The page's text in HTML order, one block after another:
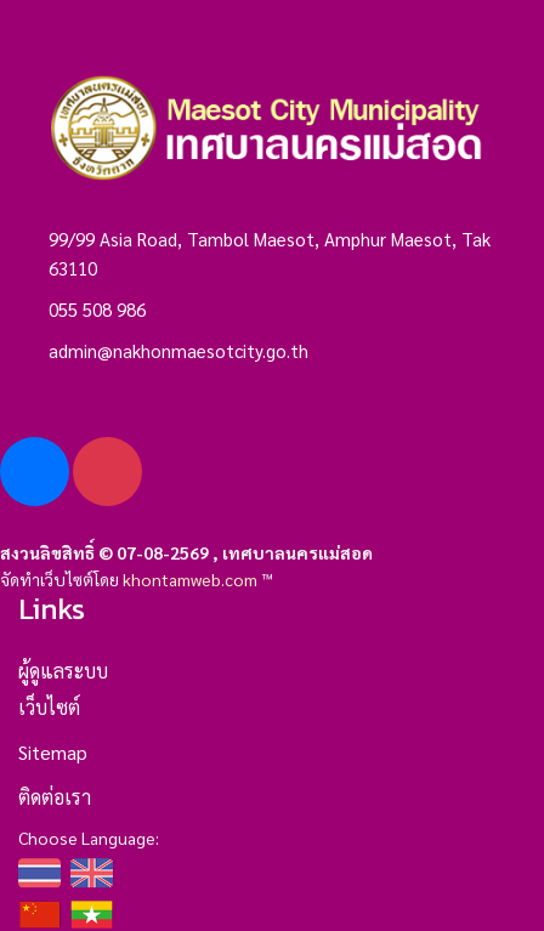
99/99 Asia Road, Tambol Maesot, Amphur Maesot, Tak
63110
055 508 986
admin@nakhonmaesotcity.go.th
สงวนลิขสิทธิ์ © 07-08-2569 , เทศบาลนครแม่สอด
จัดทำเว็บไซต์โดย khontamweb.com ™
Links
ผู้ดูแลระบบ
เว็บไซต์
Sitemap
ติดต่อเรา
Choose Language: